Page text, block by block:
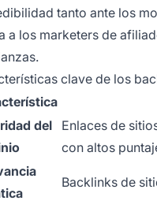
tanto ante los
a los marketers de
clave de los
del
Enlaces de
con altos
Backlinks de